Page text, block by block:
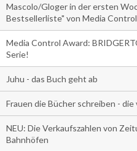
Mascolo/Gloger in der ersten
Bestsellerliste" von Media Control
Media Control Award:
Serie!
Juhu - das Buch geht ab
Frauen die Bücher schreiben -
NEU: Die Verkaufszahlen von
Bahnhöfen